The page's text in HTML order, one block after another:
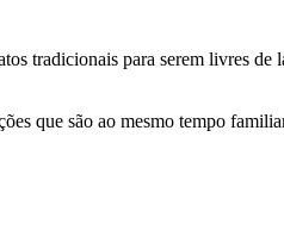
tradicionais para serem livres
que são ao mesmo tempo